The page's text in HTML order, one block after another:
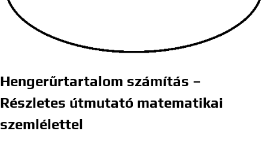
Hengerűrtartalom számítás –
Részletes útmutató matematikai
szemlélettel